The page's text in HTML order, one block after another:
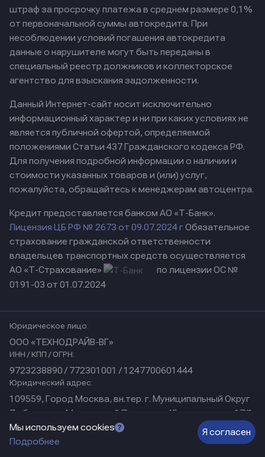
Мы используем cookies
Подробнее
Я согласен
штраф за просрочку платежа в среднем размере 0,1%
от первоначальной суммы автокредита. При
несоблюдении условий погашения автокредита
данные о нарушителе могут быть переданы в
специальный реестр должников и коллекторское
агентство для взыскания задолженности.
Данный Интернет-сайт носит исключительно
информационный характер и ни при каких условиях не
является публичной офертой, определяемой
положениями Статьи 437 Гражданского кодекса РФ.
Для получения подробной информации о наличии и
стоимости указанных товаров и (или) услуг,
пожалуйста, обращайтесь к менеджерам автоцентра.
Кредит предоставляется банком АО «Т-Банк».
Лицензия ЦБ РФ № 2673 от 09.07.2024 гОбязательное
страхование гражданской ответственности
владельцев транспортных средств осуществляется
АО «Т-Страхование»
по лицензии ОС №
0191-03 от 01.07.2024
Юридическое лицо:
ООО «ТЕХНОДРАЙВ-ВГ»
ИНН / КПП / ОГРН:
9723238890 / 772301001 / 1247700601444
Юридический адрес:
109559, Город Москва, вн.тер. г. Муниципальный Округ
Люблино, ул Марьинский Парк, дом 45, помещение 17/1
Физический адрес:
г. Нижний Новгород, ул. Коминтерна, д. 31